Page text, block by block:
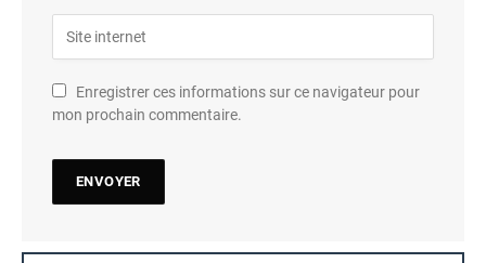
Enregistrer ces informations sur ce navigateur pour
mon prochain commentaire.